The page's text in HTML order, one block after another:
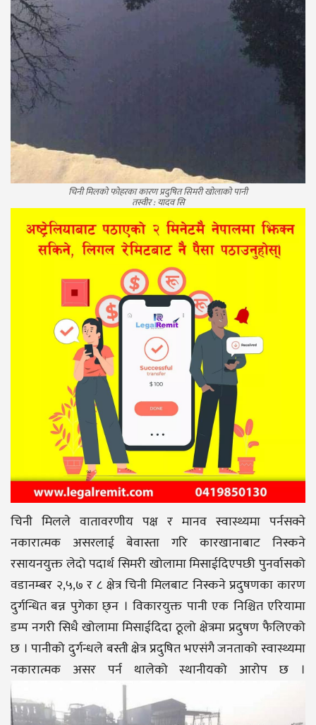
चिनी मिलको फोहरका कारण प्रदुषित सिमरी खोलाको पानी
तस्वीर : यादव सि
चिनी मिलले वातावरणीय पक्ष र मानव स्वास्थ्यमा पर्नसक्ने
नकारात्मक असरलाई बेवास्ता गरि कारखानाबाट निस्कने
रसायनयुक्त लेदो पदार्थ सिमरी खोलामा मिसाईदिएपछी पुनर्वासको
वडानम्बर २,५,७ र ८ क्षेत्र चिनी मिलबाट निस्कने प्रदुषणका कारण
दुर्गन्धित बन्न पुगेका छ्न । विकारयुक्त पानी एक निश्चित एरियामा
डम्प नगरी सिधै खोलामा मिसाईदिदा ठूलो क्षेत्रमा प्रदुषण फैलिएको
छ । पानीको दुर्गन्धले बस्ती क्षेत्र प्रदुषित भएसंगै जनताको स्वास्थ्यमा
नकारात्मक असर पर्न थालेको स्थानीयको आरोप छ ।